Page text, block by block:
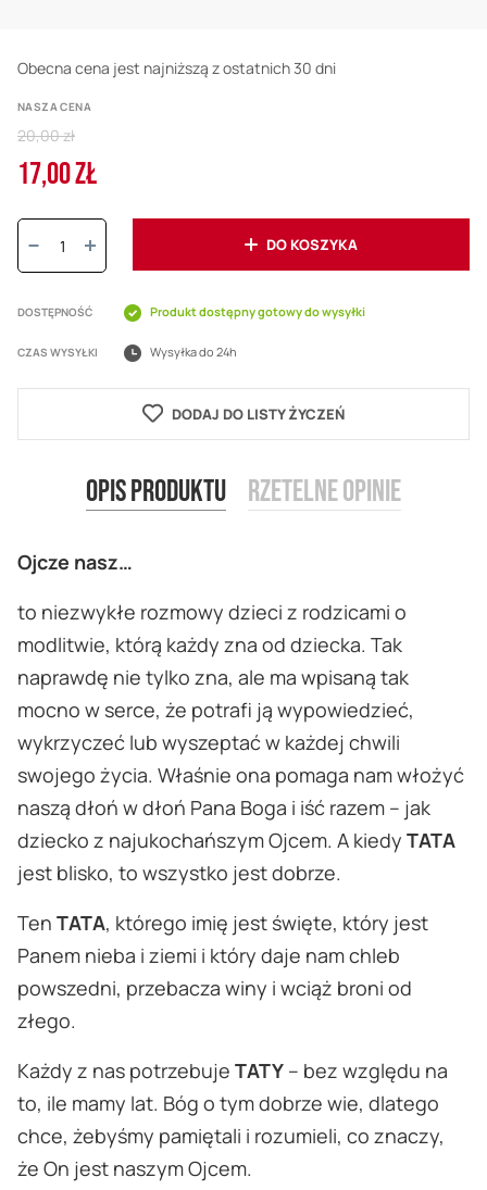
Obecna cena jest najniższą z ostatnich 30 dni
NASZA CENA
Cena
17,00 ZŁ
Regular
Price
20,00 zł
Ilość:
DO KOSZYKA
DOSTĘPNOŚĆ Produkt dostępny gotowy do wysyłki
CZAS WYSYŁKI Wysyłka do 24h
DODAJ DO LISTY ŻYCZEŃ
Opis produktu
Ojcze nasz…
to niezwykłe rozmowy dzieci z rodzicami o
modlitwie, którą każdy zna od dziecka. Tak
naprawdę nie tylko zna, ale ma wpisaną tak
mocno w serce, że potrafi ją wypowiedzieć,
wykrzyczeć lub wyszeptać w każdej chwili
swojego życia. Właśnie ona pomaga nam włożyć
naszą dłoń w dłoń Pana Boga i iść razem – jak
dziecko z najukochańszym Ojcem. A kiedy TATA
jest blisko, to wszystko jest dobrze.
Ten TATA, którego imię jest święte, który jest
Panem nieba i ziemi i który daje nam chleb
powszedni, przebacza winy i wciąż broni od
złego.
Każdy z nas potrzebuje TATY – bez względu na
to, ile mamy lat. Bóg o tym dobrze wie, dlatego
chce, żebyśmy pamiętali i rozumieli, co znaczy,
że On jest naszym Ojcem.
Rzetelne opinie